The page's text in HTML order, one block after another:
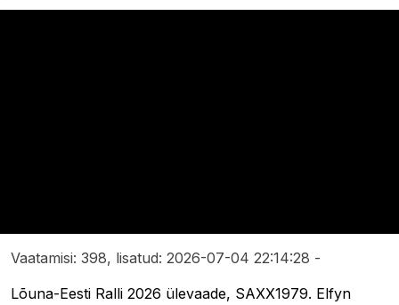
Vaatamisi: 398, lisatud: 2026-07-04 22:14:28 -
Lõuna-Eesti Ralli 2026 ülevaade, SAXX1979. Elfyn